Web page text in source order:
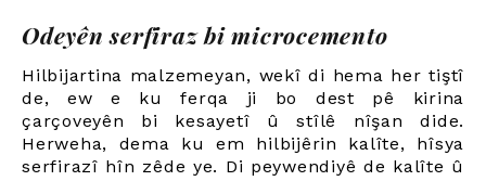
Odeyên serfiraz bi microcemento
Hilbijartina malzemeyan, wekî di hema her tiştî
de, ew e ku ferqa ji bo dest pê kirina
çarçoveyên bi kesayetî û stîlê nîşan dide.
Herweha, dema ku em hilbijêrin kalîte, hîsya
serfirazî hîn zêde ye. Di peywendiyê de kalîte û